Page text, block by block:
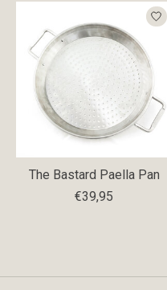
Items van productcarrousel
The Bastard Paella Pan
€39,95